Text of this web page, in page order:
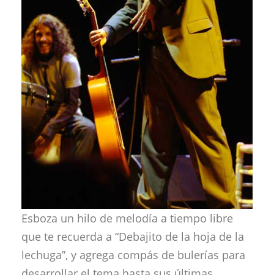
Esboza un hilo de melodía a tiempo libre
que te recuerda a “Debajito de la hoja de la
lechuga”, y agrega compás de bulerías para